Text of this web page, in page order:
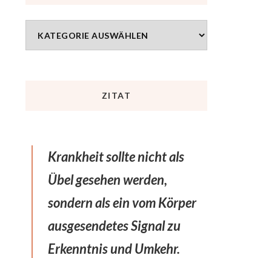
ZITAT
Krankheit sollte nicht als
Übel gesehen werden,
sondern als ein vom Körper
ausgesendetes Signal zu
Erkenntnis und Umkehr.